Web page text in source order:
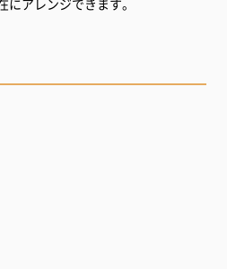
アレンジできます。